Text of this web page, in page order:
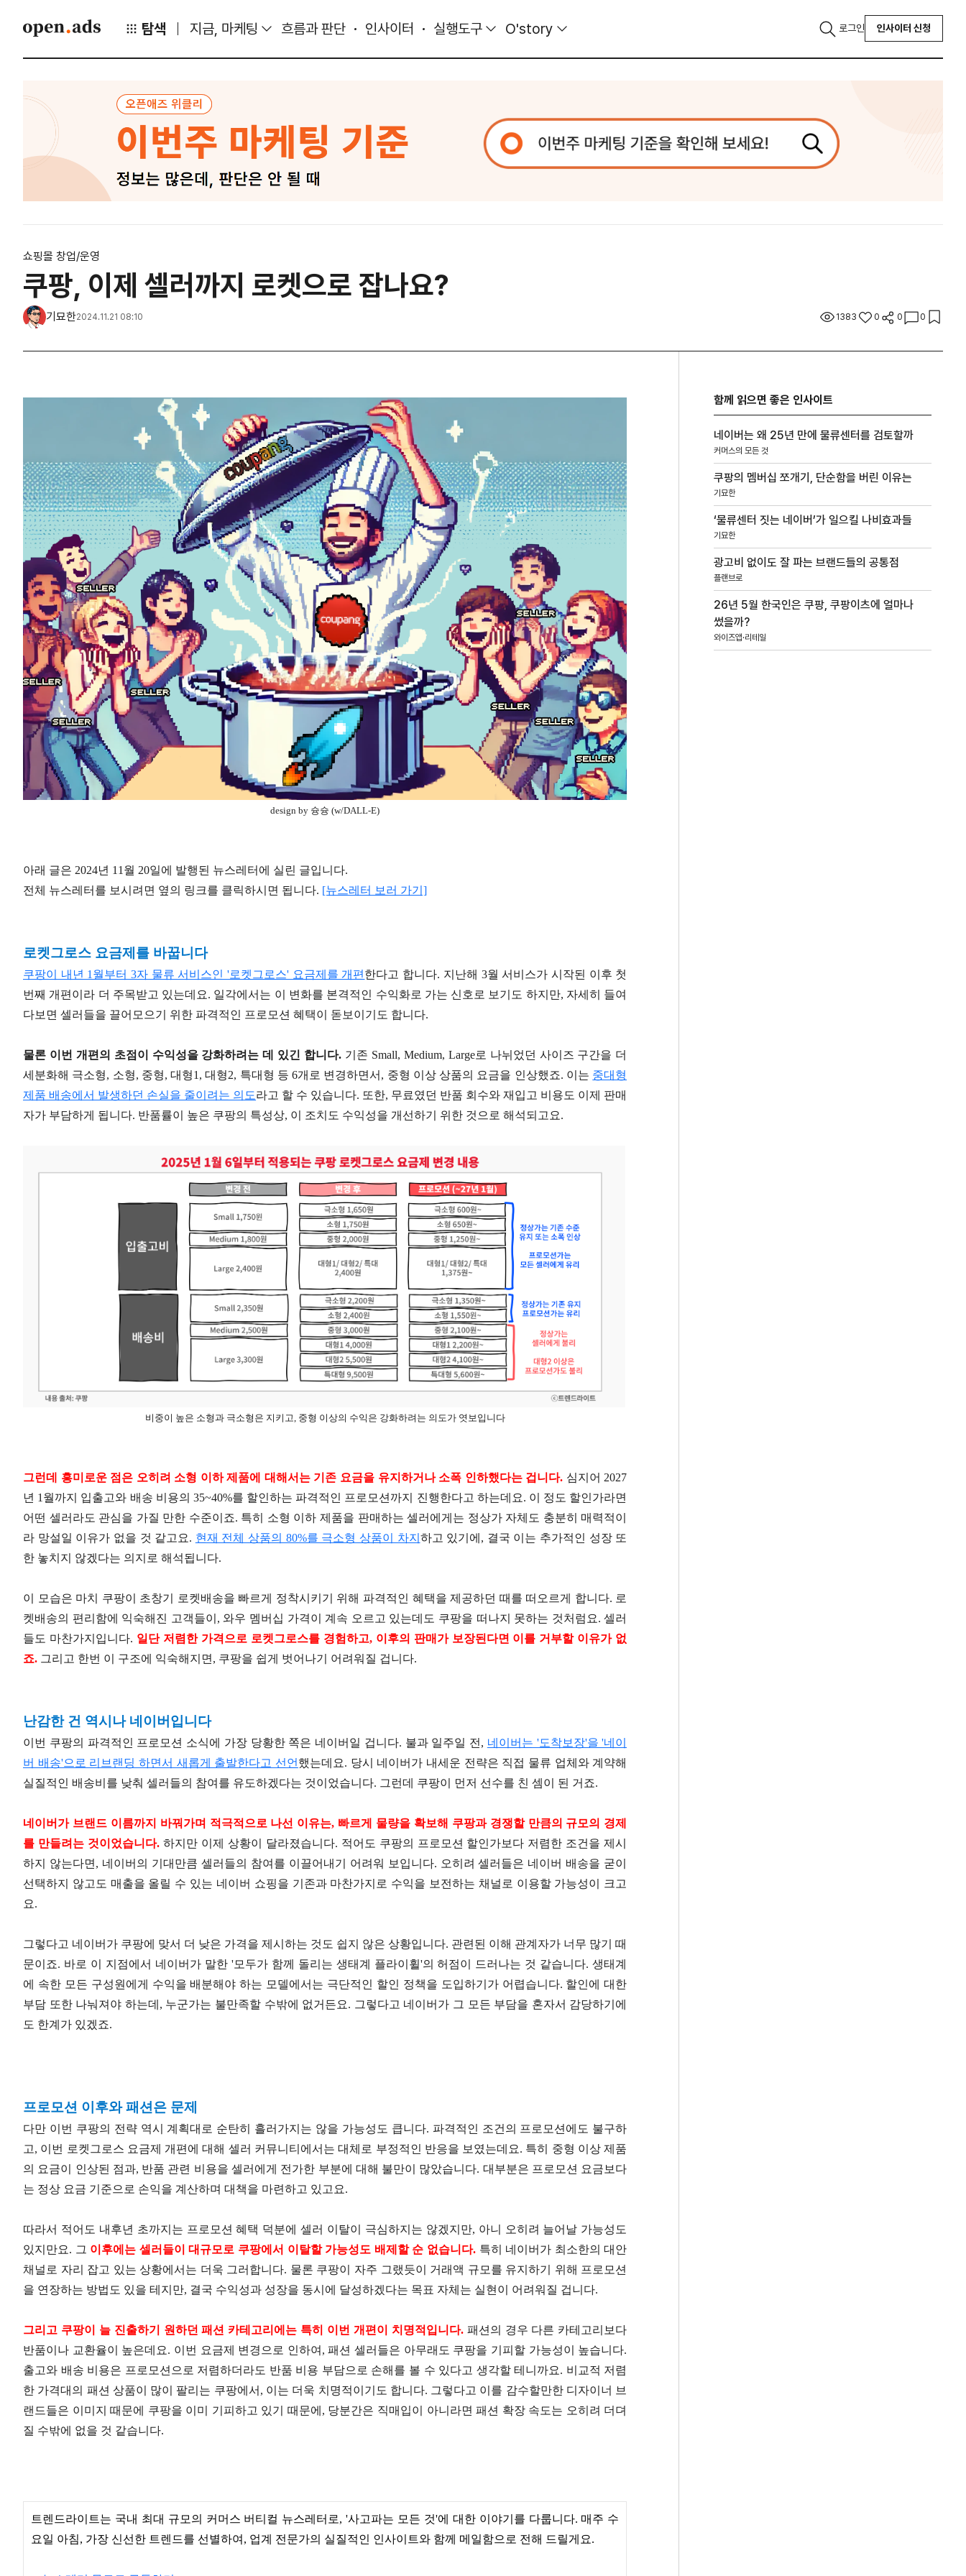
탐색 지금, 마케팅 흐름과 판단 인사이터 실행도구 O'story 로그인 인사이터 신청
쇼핑몰 창업/운영
쿠팡, 이제 셀러까지 로켓으로 잡나요?
기묘한2024.11.21 08:10 1383 0 0 0
design by 슝슝 (w/DALL-E)
아래 글은 2024년 11월 20일에 발행된 뉴스레터에 실린 글입니다.
전체 뉴스레터를 보시려면 옆의 링크를 클릭하시면 됩니다. [뉴스레터 보러 가기]
로켓그로스 요금제를 바꿉니다
쿠팡이 내년 1월부터 3자 물류 서비스인 '로켓그로스' 요금제를 개편 한다고 합니다. 지난해 3월 서비스가 시작된 이후 첫
번째 개편이라 더 주목받고 있는데요. 일각에서는 이 변화를 본격적인 수익화로 가는 신호로 보기도 하지만, 자세히 들여
다보면 셀러들을 끌어모으기 위한 파격적인 프로모션 혜택이 돋보이기도 합니다.
물론 이번 개편의 초점이 수익성을 강화하려는 데 있긴 합니다. 기존 Small, Medium, Large로 나뉘었던 사이즈 구간을 더
세분화해 극소형, 소형, 중형, 대형1, 대형2, 특대형 등 6개로 변경하면서, 중형 이상 상품의 요금을 인상했죠. 이는 중대형
제품 배송에서 발생하던 손실을 줄이려는 의도라고 할 수 있습니다. 또한, 무료였던 반품 회수와 재입고 비용도 이제 판매
자가 부담하게 됩니다. 반품률이 높은 쿠팡의 특성상, 이 조치도 수익성을 개선하기 위한 것으로 해석되고요.
비중이 높은 소형과 극소형은 지키고, 중형 이상의 수익은 강화하려는 의도가 엿보입니다
그런데 흥미로운 점은 오히려 소형 이하 제품에 대해서는 기존 요금을 유지하거나 소폭 인하했다는 겁니다. 심지어 2027
년 1월까지 입출고와 배송 비용의 35~40%를 할인하는 파격적인 프로모션까지 진행한다고 하는데요. 이 정도 할인가라면
어떤 셀러라도 관심을 가질 만한 수준이죠. 특히 소형 이하 제품을 판매하는 셀러에게는 정상가 자체도 충분히 매력적이
라 망설일 이유가 없을 것 같고요. 현재 전체 상품의 80%를 극소형 상품이 차지 하고 있기에, 결국 이는 추가적인 성장 또
한 놓치지 않겠다는 의지로 해석됩니다.
이 모습은 마치 쿠팡이 초창기 로켓배송을 빠르게 정착시키기 위해 파격적인 혜택을 제공하던 때를 떠오르게 합니다. 로
켓배송의 편리함에 익숙해진 고객들이, 와우 멤버십 가격이 계속 오르고 있는데도 쿠팡을 떠나지 못하는 것처럼요. 셀러
들도 마찬가지입니다. 일단 저렴한 가격으로 로켓그로스를 경험하고, 이후의 판매가 보장된다면 이를 거부할 이유가 없
죠. 그리고 한번 이 구조에 익숙해지면, 쿠팡을 쉽게 벗어나기 어려워질 겁니다.
난감한 건 역시나 네이버입니다
이번 쿠팡의 파격적인 프로모션 소식에 가장 당황한 쪽은 네이버일 겁니다. 불과 일주일 전, 네이버는 '도착보장'을 '네이
버 배송'으로 리브랜딩 하면서 새롭게 출발한다고 선언 했는데요. 당시 네이버가 내세운 전략은 직접 물류 업체와 계약해
실질적인 배송비를 낮춰 셀러들의 참여를 유도하겠다는 것이었습니다. 그런데 쿠팡이 먼저 선수를 친 셈이 된 거죠.
네이버가 브랜드 이름까지 바꿔가며 적극적으로 나선 이유는, 빠르게 물량을 확보해 쿠팡과 경쟁할 만큼의 규모의 경제
를 만들려는 것이었습니다.하지만 이제 상황이 달라졌습니다. 적어도 쿠팡의 프로모션 할인가보다 저렴한 조건을 제시
하지 않는다면, 네이버의 기대만큼 셀러들의 참여를 이끌어내기 어려워 보입니다. 오히려 셀러들은 네이버 배송을 굳이
선택하지 않고도 매출을 올릴 수 있는 네이버 쇼핑을 기존과 마찬가지로 수익을 보전하는 채널로 이용할 가능성이 크고
요.
그렇다고 네이버가 쿠팡에 맞서 더 낮은 가격을 제시하는 것도 쉽지 않은 상황입니다. 관련된 이해 관계자가 너무 많기 때
문이죠. 바로 이 지점에서 네이버가 말한 '모두가 함께 돌리는 생태계 플라이휠'의 허점이 드러나는 것 같습니다. 생태계
에 속한 모든 구성원에게 수익을 배분해야 하는 모델에서는 극단적인 할인 정책을 도입하기가 어렵습니다. 할인에 대한
부담 또한 나눠져야 하는데, 누군가는 불만족할 수밖에 없거든요. 그렇다고 네이버가 그 모든 부담을 혼자서 감당하기에
도 한계가 있겠죠.
프로모션 이후와 패션은 문제
다만 이번 쿠팡의 전략 역시 계획대로 순탄히 흘러가지는 않을 가능성도 큽니다. 파격적인 조건의 프로모션에도 불구하
고, 이번 로켓그로스 요금제 개편에 대해 셀러 커뮤니티에서는 대체로 부정적인 반응을 보였는데요. 특히 중형 이상 제품
의 요금이 인상된 점과, 반품 관련 비용을 셀러에게 전가한 부분에 대해 불만이 많았습니다. 대부분은 프로모션 요금보다
는 정상 요금 기준으로 손익을 계산하며 대책을 마련하고 있고요.
따라서 적어도 내후년 초까지는 프로모션 혜택 덕분에 셀러 이탈이 극심하지는 않겠지만, 아니 오히려 늘어날 가능성도
있지만요. 그 이후에는 셀러들이 대규모로 쿠팡에서 이탈할 가능성도 배제할 순 없습니다.특히 네이버가 최소한의 대안
채널로 자리 잡고 있는 상황에서는 더욱 그러합니다. 물론 쿠팡이 자주 그랬듯이 거래액 규모를 유지하기 위해 프로모션
을 연장하는 방법도 있을 테지만, 결국 수익성과 성장을 동시에 달성하겠다는 목표 자체는 실현이 어려워질 겁니다.
그리고 쿠팡이 늘 진출하기 원하던 패션 카테고리에는 특히 이번 개편이 치명적입니다.패션의 경우 다른 카테고리보다
반품이나 교환율이 높은데요. 이번 요금제 변경으로 인하여, 패션 셀러들은 아무래도 쿠팡을 기피할 가능성이 높습니다.
출고와 배송 비용은 프로모션으로 저렴하더라도 반품 비용 부담으로 손해를 볼 수 있다고 생각할 테니까요. 비교적 저렴
한 가격대의 패션 상품이 많이 팔리는 쿠팡에서, 이는 더욱 치명적이기도 합니다. 그렇다고 이를 감수할만한 디자이너 브
랜드들은 이미지 때문에 쿠팡을 이미 기피하고 있기 때문에, 당분간은 직매입이 아니라면 패션 확장 속도는 오히려 더뎌
질 수밖에 없을 것 같습니다.
트렌드라이트는 국내 최대 규모의 커머스 버티컬 뉴스레터로, '사고파는 모든 것'에 대한 이야기를 다룹니다. 매주 수
요일 아침, 가장 신선한 트렌드를 선별하여, 업계 전문가의 실질적인 인사이트와 함께 메일함으로 전해 드릴게요.
함께 읽으면 좋은 인사이트
네이버는 왜 25년 만에 물류센터를 검토할까
커머스의 모든 것
쿠팡의 멤버십 쪼개기, 단순함을 버린 이유는
기묘한
‘물류센터 짓는 네이버’가 일으킬 나비효과들
기묘한
광고비 없이도 잘 파는 브랜드들의 공통점
플랜브로
26년 5월 한국인은 쿠팡, 쿠팡이츠에 얼마나
썼을까?
와이즈앱·리테일